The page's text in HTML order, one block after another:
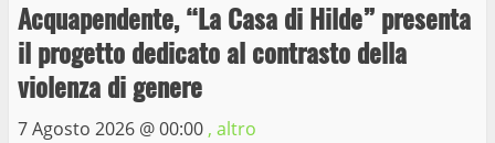
Acquapendente, “La Casa di Hilde” presenta
il progetto dedicato al contrasto della
violenza di genere
7 Agosto 2026 @00:00 , altro
3
Wiplanet Baseball supera il Napoli
9 Maggio 2023